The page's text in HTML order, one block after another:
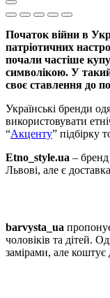
Початок війни в
патріотичних
почали частіше
символікою. У
своє ставлення до
Українські бренди
використовувати
“Акценту” підбірку
Еtno_style.ua –
Львові, але є
barvysta_ua
чоловіків та дітей.
замірами, але коштує